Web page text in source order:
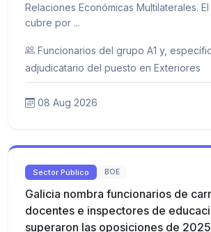
Relaciones Económicas Multilaterales.
cubre por ...
Funcionarios del grupo A1 y,
adjudicatario del puesto en Exteriores
08 Aug 2026
Sector Público BOE
Galicia nombra funcionarios de
docentes e inspectores de
superaron las oposiciones de 2025